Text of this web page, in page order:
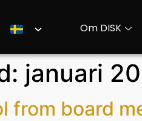
Om DISK
januari
from board